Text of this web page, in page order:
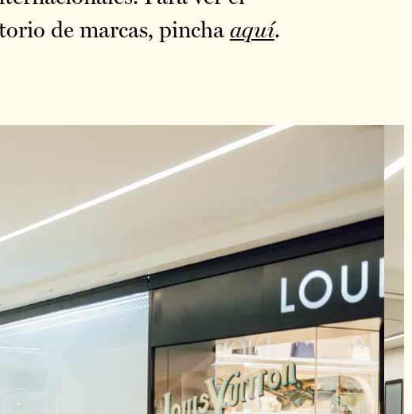
de marcas, pincha aquí.